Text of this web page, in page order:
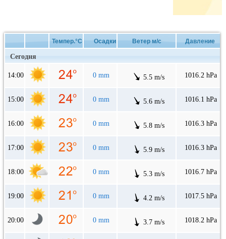
Темпер.°C Осадки Ветер м/с Давление
Сегодня
14:00 0 mm 5.5 m/s 1016.2 hPa
15:00 0 mm 5.6 m/s 1016.1 hPa
16:00 0 mm 5.8 m/s 1016.3 hPa
17:00 0 mm 5.9 m/s 1016.3 hPa
18:00 0 mm 5.3 m/s 1016.7 hPa
19:00 0 mm 4.2 m/s 1017.5 hPa
20:00 0 mm 3.7 m/s 1018.2 hPa